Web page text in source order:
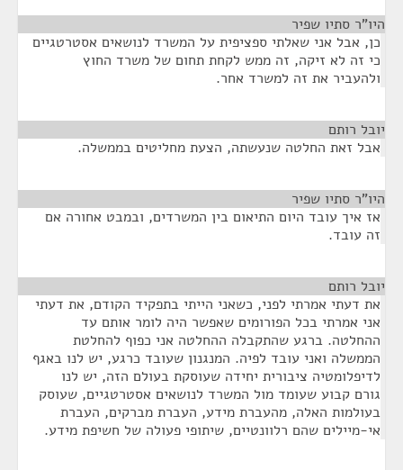
היו"ר סתיו שפיר
כן, אבל אני שאלתי ספציפית על המשרד לנושאים אסטרטגיים
כי זה לא זיקה, זה ממש לקחת תחום של משרד החוץ
ולהעביר את זה למשרד אחר.
יובל רותם
אבל זאת החלטה שנעשתה, הצעת מחליטים בממשלה.
היו"ר סתיו שפיר
אז איך עובד היום התיאום בין המשרדים, ובמבט אחורה אם
זה עובד.
יובל רותם
את דעתי אמרתי לפני, כשאני הייתי בתפקיד הקודם, את דעתי
אני אמרתי בכל הפורומים שאפשר היה לומר אותם עד
ההחלטה. ברגע שהתקבלה ההחלטה אני כפוף להחלטת
הממשלה ואני עובד לפיה. המנגנון שעובד כרגע, יש לנו באגף
לדיפלומטיה ציבורית יחידה שעוסקת בעולם הזה, יש לנו
גורם קבוע שעומד מול המשרד לנושאים אסטרטגיים, שעוסק
בעולמות האלה, מהעברת מידע, העברת מברקים, העברת
אי-מיילים שהם רלוונטיים, שיתופי פעולה של חשיפת מידע.